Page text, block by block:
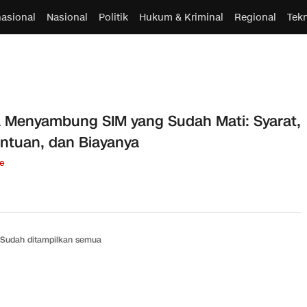
Nasional Politik Hukum & Kriminal Regional
Menyambung SIM yang Sudah Mati: Syarat,
dan Biayanya
Sudah ditampilkan semua